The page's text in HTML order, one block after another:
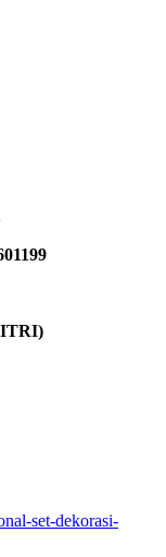
set-dekorasi-